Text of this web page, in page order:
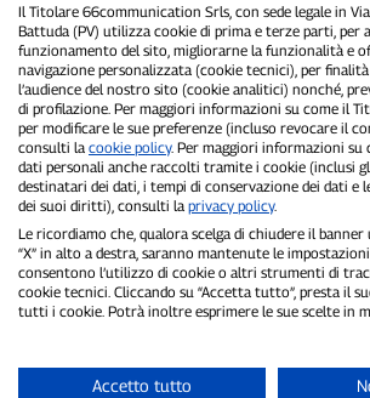
Inhaber und Herausgeber:
02798890188.
Chefredakteur:Alessandro Secchi –
Federico Benedusi.
Datenschutzrichtlinie–Cookie-
„Wenn es wirklich passiert ist, findet
Copyright © P300.it
Il Titolare 66communication Srls, con sede legale in
Battuda (PV) utilizza cookie di prima e terze parti, per
funzionamento del sito, migliorarne la funzionalità e
navigazione personalizzata (cookie tecnici), per
l’audience del nostro sito (cookie analitici) nonché,
di profilazione. Per maggiori informazioni su come il
per modificare le sue preferenze (incluso revocare il
consulti la cookie policy. Per maggiori informazioni
dati personali anche raccolti tramite i cookie (inclusi
destinatari dei dati, i tempi di conservazione dei dati e
dei suoi diritti), consulti la privacy policy.
Le ricordiamo che, qualora scelga di chiudere il
“X” in alto a destra, saranno mantenute le
consentono l’utilizzo di cookie o altri strumenti di
cookie tecnici. Cliccando su “Accetta tutto”, presta il
tutti i cookie. Potrà inoltre esprimere le sue scelte in
Accetto tutto